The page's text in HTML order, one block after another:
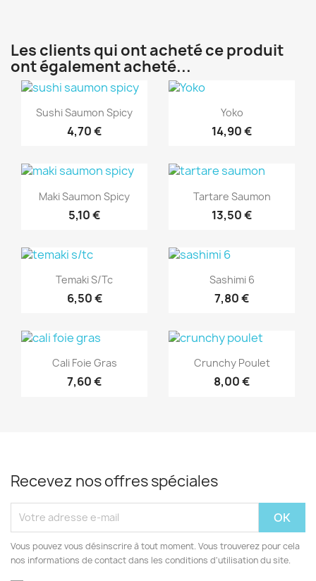
Les clients qui ont acheté ce produit
ont également acheté...
Aperçu rapide
Sushi Saumon Spicy
4,70 €
Aperçu rapide
Yoko
14,90 €
Aperçu rapide
Maki Saumon Spicy
5,10 €
Aperçu rapide
Tartare Saumon
13,50 €
Aperçu rapide
Temaki S/tc
6,50 €
Aperçu rapide
Sashimi 6
7,80 €
Aperçu rapide
Cali Foie Gras
7,60 €
Aperçu rapide
Crunchy Poulet
8,00 €
Recevez nos offres spéciales
Vous pouvez vous désinscrire à tout moment. Vous trouverez pour cela
nos informations de contact dans les conditions d'utilisation du site.